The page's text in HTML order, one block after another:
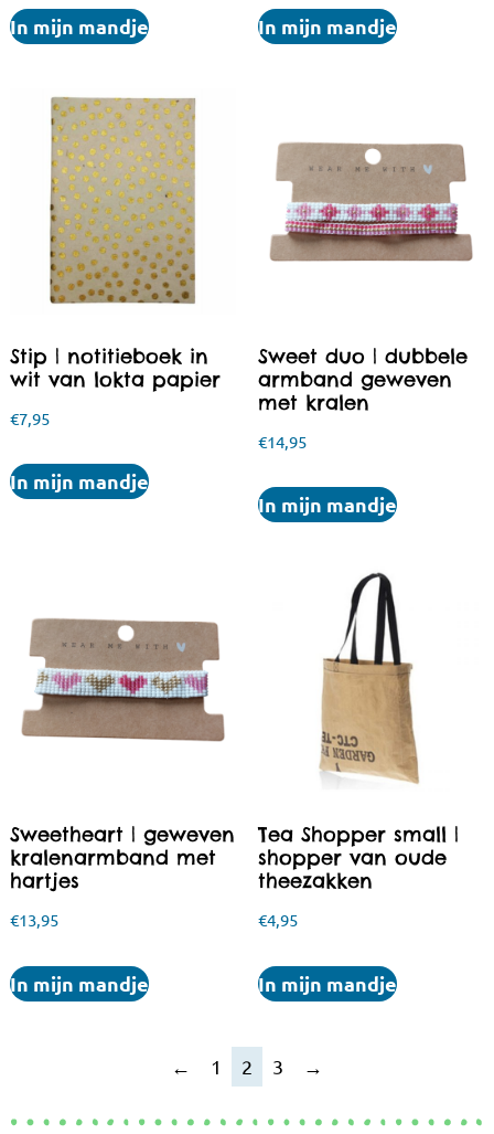
In mijn mandje In mijn mandje
Stip | notitieboek in
wit van lokta papier
€7,95
In mijn mandje
Sweet duo | dubbele
armband geweven
met kralen
€14,95
In mijn mandje
Sweetheart | geweven
kralenarmband met
hartjes
€13,95
In mijn mandje
Tea Shopper small |
shopper van oude
theezakken
€4,95
In mijn mandje
← 1 2 3 →